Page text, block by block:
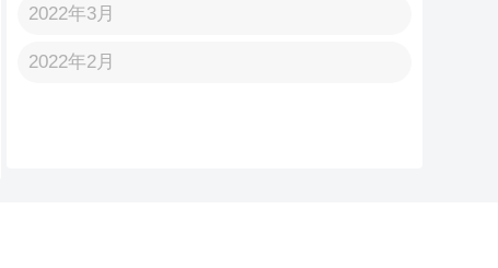
2022年3月
2022年2月